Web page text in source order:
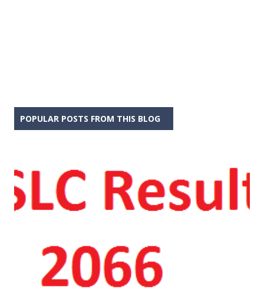
POPULAR POSTS FROM THIS BLOG